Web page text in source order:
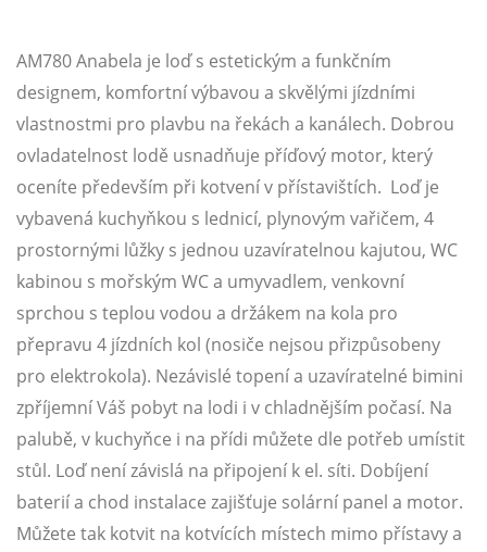
AM780 Anabela je loď s estetickým a funkčním
designem, komfortní výbavou a skvělými jízdními
vlastnostmi pro plavbu na řekách a kanálech. Dobrou
ovladatelnost lodě usnadňuje příďový motor, který
oceníte především při kotvení v přístavištích. Loď je
vybavená kuchyňkou s lednicí, plynovým vařičem, 4
prostornými lůžky s jednou uzavíratelnou kajutou, WC
kabinou s mořským WC a umyvadlem, venkovní
sprchou s teplou vodou a držákem na kola pro
přepravu 4 jízdních kol (nosiče nejsou přizpůsobeny
pro elektrokola). Nezávislé topení a uzavíratelné bimini
zpříjemní Váš pobyt na lodi i v chladnějším počasí. Na
palubě, v kuchyňce i na přídi můžete dle potřeb umístit
stůl. Loď není závislá na připojení k el. síti. Dobíjení
baterií a chod instalace zajišťuje solární panel a motor.
Můžete tak kotvit na kotvících místech mimo přístavy a